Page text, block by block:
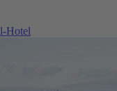
Hotel